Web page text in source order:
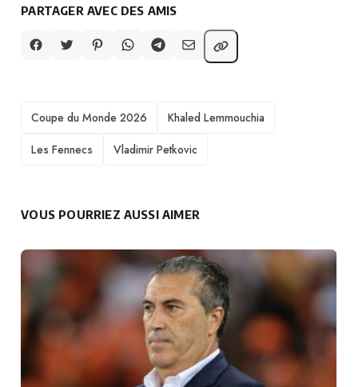
PARTAGER AVEC DES AMIS
TAGS
Coupe du Monde 2026
Khaled Lemmouchia
Les Fennecs
Vladimir Petkovic
VOUS POURRIEZ AUSSI AIMER